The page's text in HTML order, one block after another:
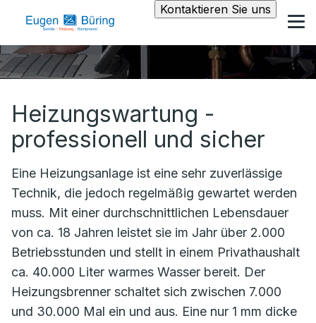
Kontaktieren Sie uns
Heizungswartung -
professionell und sicher
Eine Heizungsanlage ist eine sehr zuverlässige
Technik, die jedoch regelmäßig gewartet werden
muss. Mit einer durchschnittlichen Lebensdauer
von ca. 18 Jahren leistet sie im Jahr über 2.000
Betriebsstunden und stellt in einem Privathaushalt
ca. 40.000 Liter warmes Wasser bereit. Der
Heizungsbrenner schaltet sich zwischen 7.000
und 30.000 Mal ein und aus. Eine nur 1 mm dicke